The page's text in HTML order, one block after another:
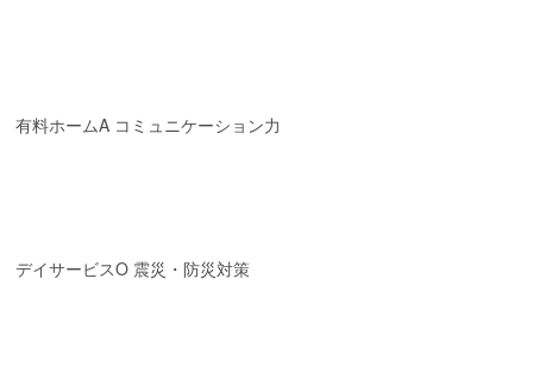
有料ホームA コミュニケーション力
デイサービスO 震災・防災対策